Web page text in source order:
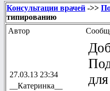
Консультации врачей ->>
типированию
Автор
27.03.13 23:34
__Катеринка__